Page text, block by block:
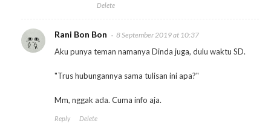
Delete
Rani Bon Bon 8 September 2019 at 10:37
Aku punya teman namanya Dinda juga, dulu waktu SD.
"Trus hubungannya sama tulisan ini apa?"
Mm, nggak ada. Cuma info aja.
Reply Delete